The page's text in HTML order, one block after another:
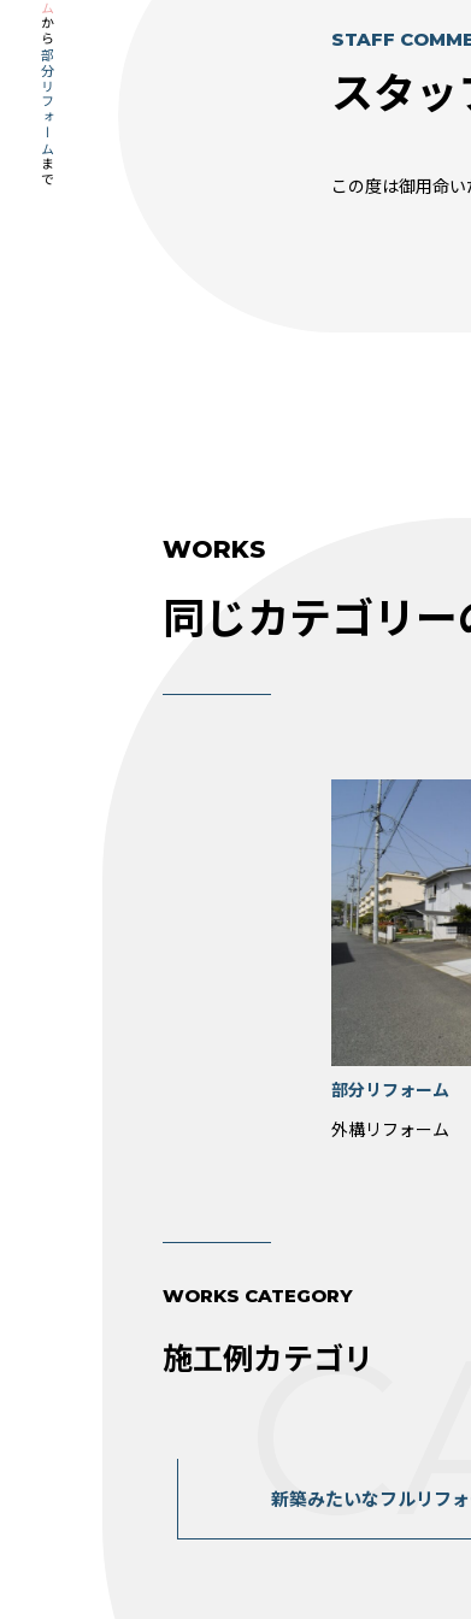
から
部分リフォーム
まで
STAFF
スタッ
この度は御用命
WORKS
同じカテゴリ
部分リフォーム
外構リフォーム
WORKS CATEGORY
施工例カテゴリ
新築みたいなフルリフ